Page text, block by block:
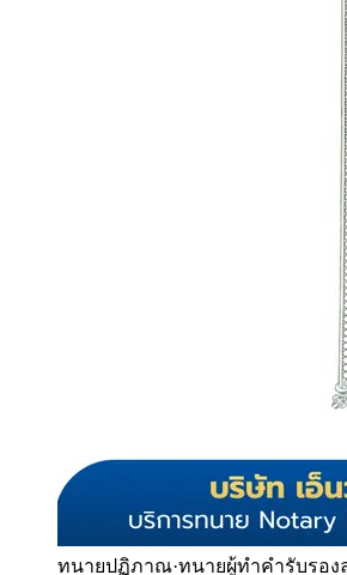
ทนายปฏิภาณ·ทนายผู้ทำคำรับรอง